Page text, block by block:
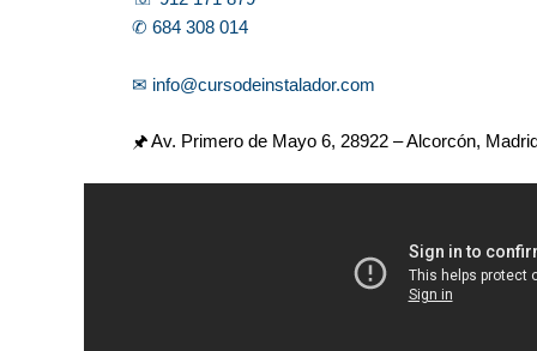
✆ 684 308 014
✉ info@cursodeinstalador.com
🖈 Av. Primero de Mayo 6, 28922 – Alcorcón,